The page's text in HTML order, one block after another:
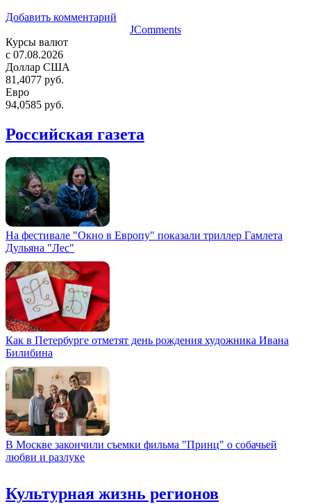
Добавить комментарий
JComments
Курсы валют
c 07.08.2026
Доллар США
81,4077 руб.
Евро
94,0585 руб.
Российская газета
На фестивале "Окно в Европу" показали триллер Гамлета
Дульяна "Лес"
Как в Петербурге отметят день рождения художника Ивана
Билибина
В Москве закончили съемки фильма "Принц" о собачьей
любви и разлуке
Культурная жизнь регионов